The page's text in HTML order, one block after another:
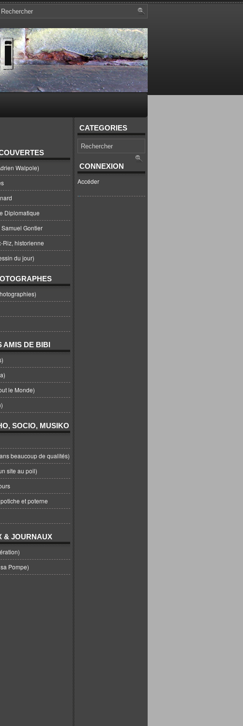
Walpole)
Diplomatique
Gontier
Riz, historienne
du jour)
AMIS DE BIBI
le Monde)
SOCIO, MUSIKO
beaucoup de qualités)
site au poil)
et poterne
& JOURNAUX
Pompe)
CATEGORIES
CONNEXION
Accéder